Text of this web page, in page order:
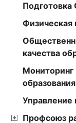
Подготовка
Физическая
качества
Мониторинг
образования
Управление
Профсоюз